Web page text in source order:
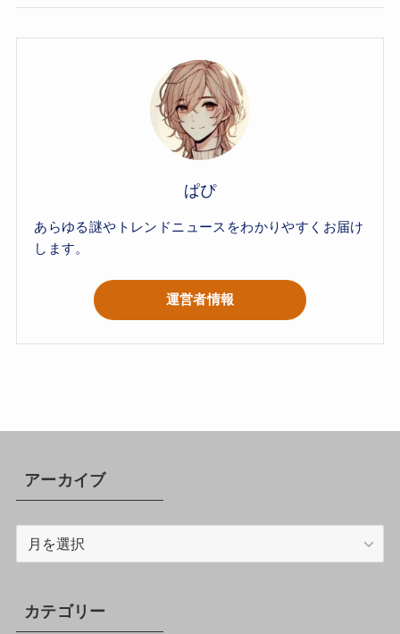
ぱぴ
あらゆる謎やトレンドニュースをわかりやすくお届け
します。
運営者情報
アーカイブ
ブ
カテゴリー